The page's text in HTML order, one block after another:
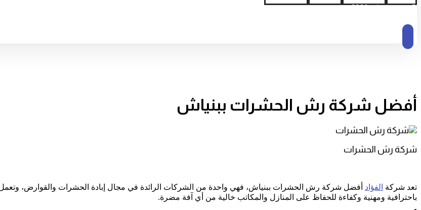
© حقوق النشر 2026
أفضل شركة رش الحشرات ببنياش
شركة رش الحشرات
تعد شركة الفؤاد أفضل شركة رش الحشرات ببنياش، فهي واحدة من الشركات الرائدة في مجال إبادة الحشرات والقوارض، وتعمل
باحترافية ومهنية وكفاءة للحفاظ على المنازل والمكاتب خالية من أي آفة مضرة.